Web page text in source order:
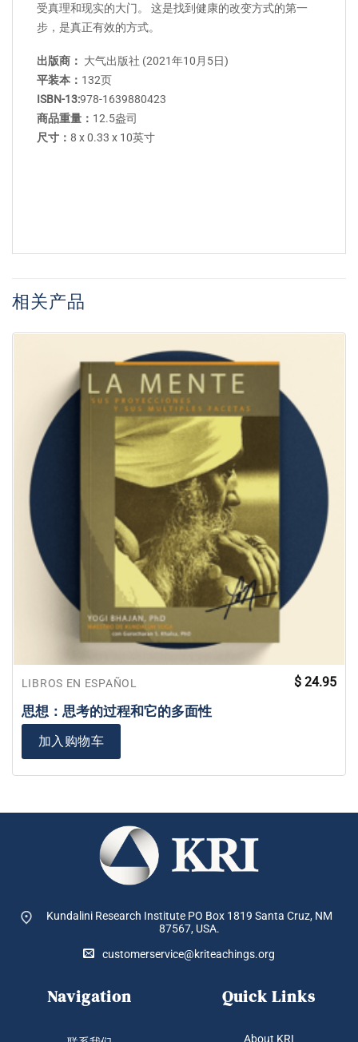
受真理和现实的大门。 这是找到健康的改变方式的第一
步，是真正有效的方式。
出版商： 大气出版社 (2021年10月5日)
平装本： 132页
ISBN-13:978-1639880423
商品重量： 12.5盎司
尺寸： 8 x 0.33 x 10英寸
相关产品
LIBROS EN ESPAÑOL
思想：思考的过程和它的多面性
$ 24.95
加入购物车
Kundalini Research Institute PO Box 1819 Santa Cruz, NM
87567, USA.
customerservice@kriteachings.org
Navigation Quick Links
About KRI